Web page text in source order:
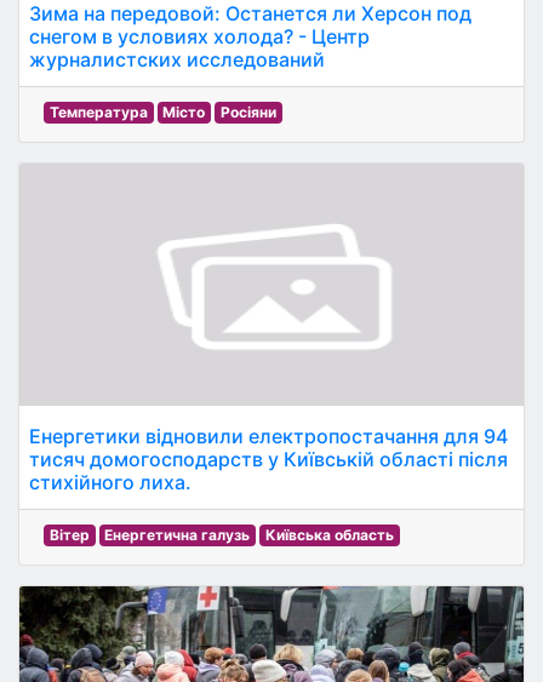
Зима на передовой: Останется ли Херсон под
снегом в условиях холода? - Центр
журналистских исследований
Температура Місто Росіяни
Енергетики відновили електропостачання для 94
тисяч домогосподарств у Київській області після
стихійного лиха.
Вітер Енергетична галузь Київська область